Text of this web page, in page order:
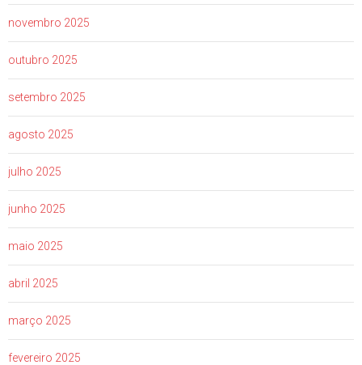
novembro 2025
outubro 2025
setembro 2025
agosto 2025
julho 2025
junho 2025
maio 2025
abril 2025
março 2025
fevereiro 2025